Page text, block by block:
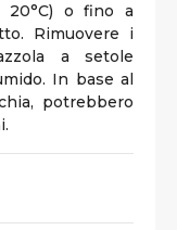
20°C) o fino a
Rimuovere i
a setole
In base al
potrebbero